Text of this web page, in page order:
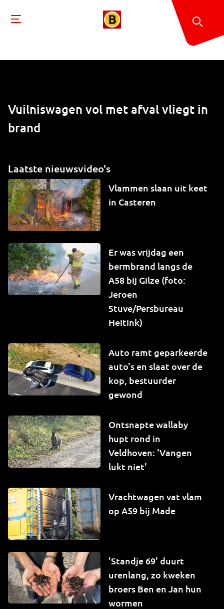
Vuilniswagen vol met afval vliegt in
brand
Laatste nieuwsvideo's
Vlammen slaan uit keet
in Casteren
Er was vrijdag een
bermbrand langs de
A58 bij Gilze (foto:
Jeroen
Stuve/Persbureau
Heitink)
Auto ramt geparkeerde
auto's en slaat over de
kop, bestuurder
gewond
Ontsnapte wallaby
hupt rond in
Veldhoven: 'Vangen
lukt niet'
Vrachtwagen vat vlam
op A59 bij Made
'Standje 69' duurt
urenlang, zo kweken
broers Ben en Jan hun
wormen